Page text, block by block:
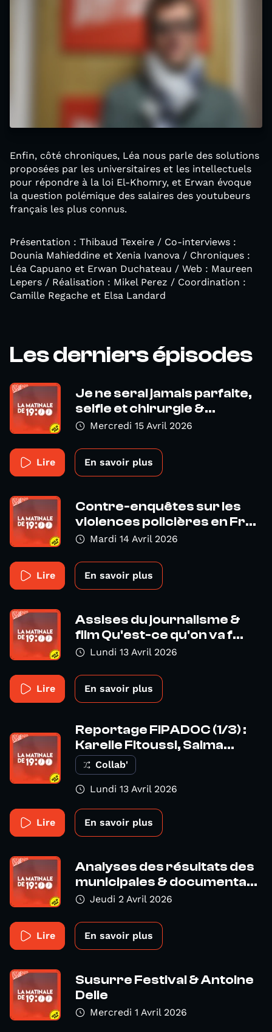
Enfin, côté chroniques, Léa nous parle des solutions
proposées par les universitaires et les intellectuels
pour répondre à la loi El-Khomry, et Erwan évoque
la question polémique des salaires des youtubeurs
français les plus connus.
Présentation : Thibaud Texeire / Co-interviews :
Dounia Mahieddine et Xenia Ivanova / Chroniques :
Léa Capuano et Erwan Duchateau / Web : Maureen
Lepers / Réalisation : Mikel Perez / Coordination :
Camille Regache et Elsa Landard
Les derniers épisodes
Je ne serai jamais parfaite,
selfie et chirurgie &...
Mercredi 15 Avril 2026
Lire En savoir plus
Contre-enquêtes sur les
violences policières en Fr...
Mardi 14 Avril 2026
Lire En savoir plus
Assises du journalisme &
film Qu'est-ce qu'on va f...
Lundi 13 Avril 2026
Lire En savoir plus
Reportage FIPADOC (1/3) :
Karelle Fitoussi, Salma...
Collab'
Lundi 13 Avril 2026
Lire En savoir plus
Analyses des résultats des
municipales & documenta...
Jeudi 2 Avril 2026
Lire En savoir plus
Susurre Festival & Antoine
Delie
Mercredi 1 Avril 2026